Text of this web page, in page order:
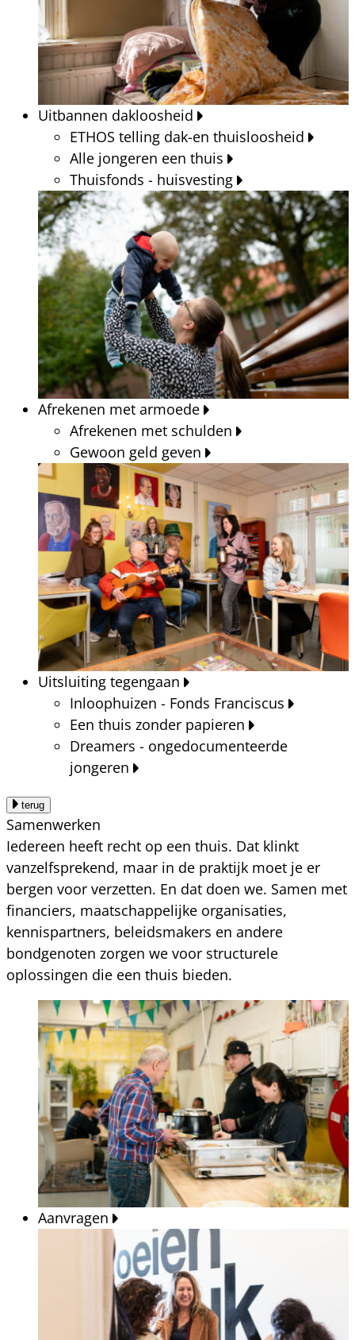
Uitbannen dakloosheid
ETHOS telling dak-en thuisloosheid
Alle jongeren een thuis
Thuisfonds - huisvesting
Afrekenen met armoede
Afrekenen met schulden
Gewoon geld geven
Uitsluiting tegengaan
Inloophuizen - Fonds Franciscus
Een thuis zonder papieren
Dreamers - ongedocumenteerde
jongeren
terug
Samenwerken
Iedereen heeft recht op een thuis. Dat klinkt
vanzelfsprekend, maar in de praktijk moet je er
bergen voor verzetten. En dat doen we. Samen met
financiers, maatschappelijke organisaties,
kennispartners, beleidsmakers en andere
bondgenoten zorgen we voor structurele
oplossingen die een thuis bieden.
Aanvragen